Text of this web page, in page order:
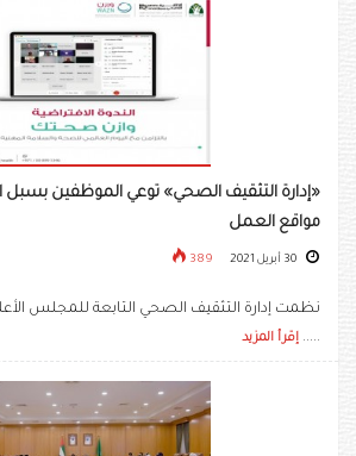
«إدارة التثقيف الصحي» توعي الموظفين بسبل
مواقع العمل
389
نظمت إدارة التثقيف الصحي التابعة للمجلس
..... إقرأ المزيد